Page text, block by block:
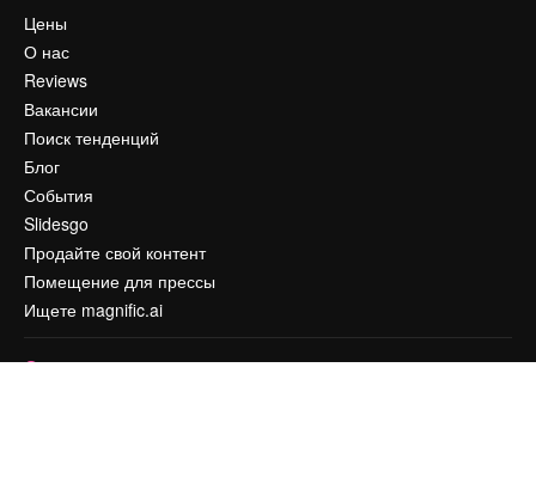
Цены
О нас
Reviews
Вакансии
Поиск тенденций
Блог
События
Slidesgo
Продайте свой контент
Помещение для прессы
Ищете magnific.ai
Связаться с нами